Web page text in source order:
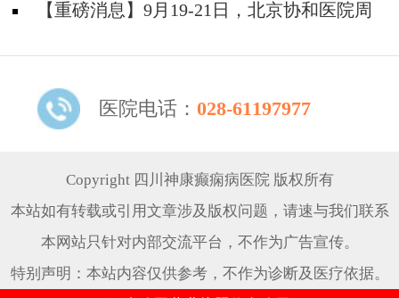
题！
天坛&首钢医院两大专家蓉城亲诊+癫痫大额救
【重磅消息】9月19-21日，北京协和医院周
线！
医院电话： 028-61197977
Copyright 四川神康癫痫病医院 版权所有
本站如有转载或引用文章涉及版权问题，请速与我们联系
本网站只针对内部交流平台，不作为广告宣传。
特别声明：本站内容仅供参考，不作为诊断及医疗依据。